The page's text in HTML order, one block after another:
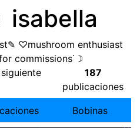
♡mushroom enthusiast
commissions˙☽
siguiente
187
publicaciones
Bobinas